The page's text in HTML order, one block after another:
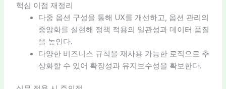
핵심 이점 재정리
다중 옵션 구성을 통해 UX를 개선하고, 옵션 관리의
중앙화를 실현해 정책 적용의 일관성과 데이터 품질
을 높인다.
다양한 비즈니스 규칙을 재사용 가능한 로직으로 추
상화할 수 있어 확장성과 유지보수성을 확보한다.